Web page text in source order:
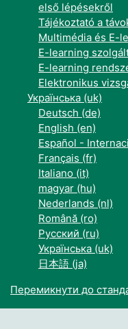
első lépésekről
Tájékoztató a
Multimédia és E-
E-learning
E-learning
Elektronikus
Українська ‎(uk)‎
Deutsch ‎(de)‎
English ‎(en)‎
Español -
Français ‎(fr)‎
Italiano ‎(it)‎
magyar ‎(hu)‎
Nederlands ‎(nl)‎
Română ‎(ro)‎
Русский ‎(ru)‎
Українська ‎(uk)‎
日本語 ‎(ja)‎
Перемикнути до